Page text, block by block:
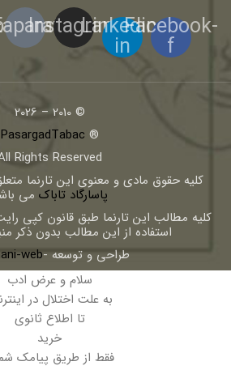
Facebook-
f
Linkedin-
in
Instagram
© 2010 – 2026
®
PasargadTabac
Rights Reserved
كليه حقوق مادی و معنوی اين تارنما
پاسارگاد تاباک می
کلیه مطالب این تارنما طبق قانون کپی
استفاده از این مطالب بدون ذکر
طراحی و توسعه -web
سلام و عرض ادب
به علت اختلال در
تا اطلاع ثانوی
خرید
فقط از طریق پیامک